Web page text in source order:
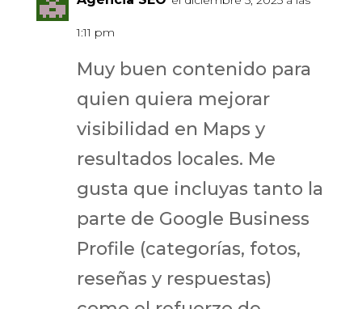
1:11 pm
Muy buen contenido para
quien quiera mejorar
visibilidad en Maps y
resultados locales. Me
gusta que incluyas tanto la
parte de Google Business
Profile (categorías, fotos,
reseñas y respuestas)